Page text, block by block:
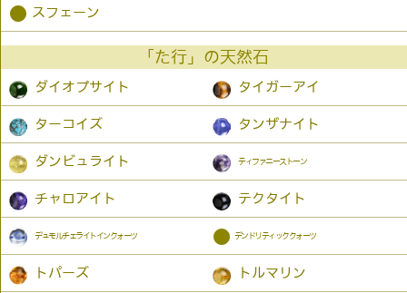
● スフェーン
「た行」の天然石
ダイオプサイト タイガーアイ
ターコイズ タンザナイト
ダンビュライト ティファニーストーン
チャロアイト テクタイト
デュモルチェライトインクォーツ ● デンドリティッククォーツ
トパーズ トルマリン